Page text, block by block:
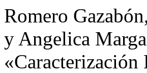
Romero
y Angelica
«Caracterización